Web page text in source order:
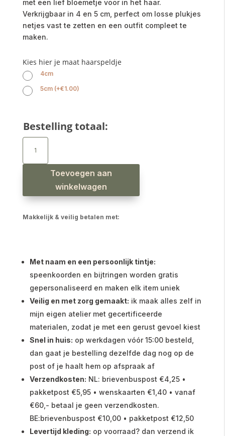
met een lief bloemetje voor in het haar.
Verkrijgbaar in 4 en 5 cm, perfect om losse plukjes
netjes vast te zetten en een outfit compleet te
maken.
Kies hier je maat haarspeldje
4cm
5cm (+€1.00)
Bestelling totaal:
Haarspeldjes
bloem
aantal
Toevoegen aan
winkelwagen
Makkelijk & veilig betalen met:
Met naam en een persoonlijk tintje:
speenkoorden en bijtringen worden gratis
gepersonaliseerd en maken elk item uniek
Veilig en met zorg gemaakt: ik maak alles zelf in
mijn eigen atelier met gecertificeerde
materialen, zodat je met een gerust gevoel kiest
Snel in huis: op werkdagen vóór 15:00 besteld,
dan gaat je bestelling dezelfde dag nog op de
post of je haalt hem op afspraak af
Verzendkosten: NL: brievenbuspost €4,25 •
pakketpost €5,95 • wenskaarten €1,40 • vanaf
€60,- betaal je geen verzendkosten.
BE:brievenbuspost €10,00 • pakketpost €12,50
Levertijd kleding: op voorraad? dan verzend ik